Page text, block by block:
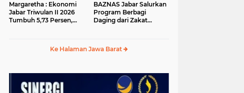
Margaretha : Ekonomi
Jabar Triwulan II 2026
Tumbuh 5,73 Persen,
BAZNAS Jabar Salurkan
Program Berbagi
Daging dari Zakat
Ke Halaman Jawa Barat